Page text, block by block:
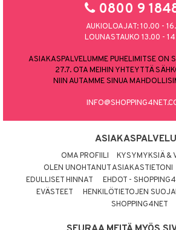
0800 9
AUKIOLOAJAT: 10.00 -
LOUNASTAUKO 13.00 -
ASIAKASPALVELUMME PUHELIMITSE ON
27.7. OTA MEIHIN YHTEYTTÄ
NIIN AUTAMME SINUA
ASIAKASPALVELU
OMA PROFIILI
KYSYMYKSIÄ &
OLEN UNOHTANUT ASIAKASTIETONI
EDULLISET HINNAT
EHDOT -
EVÄSTEET
HENKILÖTIETOJEN
SHOPPING4NET